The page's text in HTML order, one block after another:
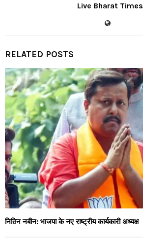
Live Bharat Times
RELATED POSTS
नितिन नबीन: भाजपा के नए राष्ट्रीय कार्यकारी अध्यक्ष